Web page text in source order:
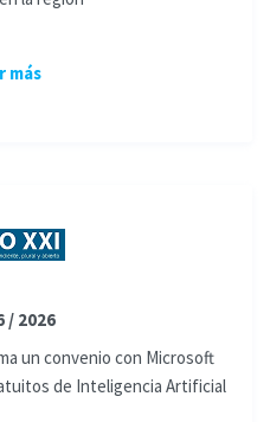
más
/ 2026
un convenio con Microsoft
de Inteligencia Artificial